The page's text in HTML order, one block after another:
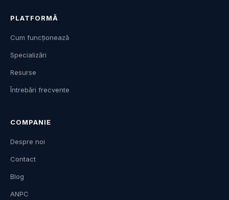
PLATFORMĂ
Cum funcționează
Specializări
Resurse
Întrebări frecvente
COMPANIE
Despre noi
Contact
Blog
ANPC